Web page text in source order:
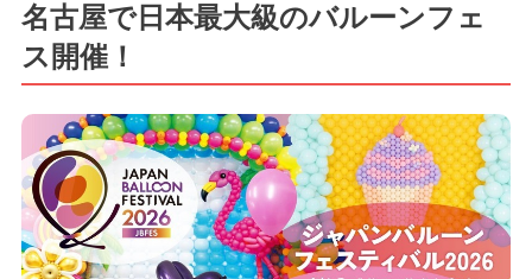
名古屋で日本最大級のバルーンフェ
ス開催！